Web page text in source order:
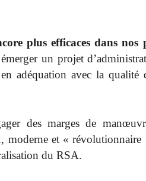
plus efficaces dans
un projet
adéquation avec la qualité
des marges de
moderne et «
du RSA.